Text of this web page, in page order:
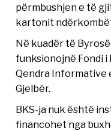
përmbushjen e të
kartonit
Në kuadër të
funksionojnë Fondi i
Qendra Informative
Gjelbër.
BKS-ja nuk është
financohet nga